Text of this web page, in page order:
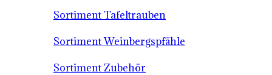
Sortiment Tafeltrauben
Sortiment Weinbergspfähle
Sortiment Zubehör